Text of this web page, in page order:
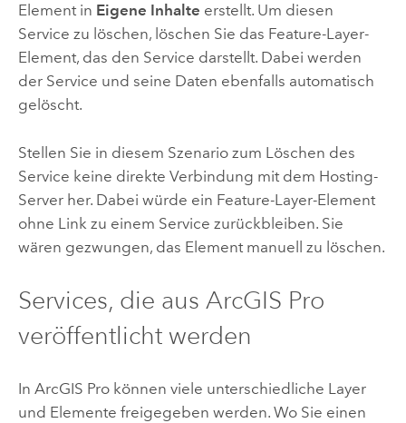
Element in Eigene Inhalte erstellt. Um diesen
Service zu löschen, löschen Sie das Feature-Layer-
Element, das den Service darstellt. Dabei werden
der Service und seine Daten ebenfalls automatisch
gelöscht.
Stellen Sie in diesem Szenario zum Löschen des
Service keine direkte Verbindung mit dem Hosting-
Server her. Dabei würde ein Feature-Layer-Element
ohne Link zu einem Service zurückbleiben. Sie
wären gezwungen, das Element manuell zu löschen.
Services, die aus ArcGIS Pro
veröffentlicht werden
In ArcGIS Prokönnen viele unterschiedliche Layer
und Elemente freigegeben werden. Wo Sie einen